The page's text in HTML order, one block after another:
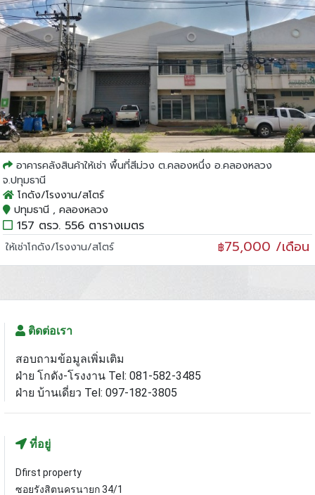
อาคารคลังสินค้าให้เช่า พื้นที่สีม่วง ต.คลองหนึ่ง อ.คลองหลวง
จ.ปทุมธานี
โกดัง/โรงงาน/สโตร์
ปทุมธานี , คลองหลวง
157 ตรว. 556 ตารางเมตร
ให้เช่าโกดัง/โรงงาน/สโตร์ ฿75,000 /เดือน
ติดต่อเรา
สอบถามข้อมูลเพิ่มเติม
ฝ่าย โกดัง-โรงงาน Tel: 081-582-3485
ฝ่าย บ้านเดี่ยว Tel: 097-182-3805
ที่อยู่
Dfirst property
ซอยรังสิตนครนายก 34/1